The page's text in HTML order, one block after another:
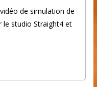
de simulation de
le studio Straight4 et